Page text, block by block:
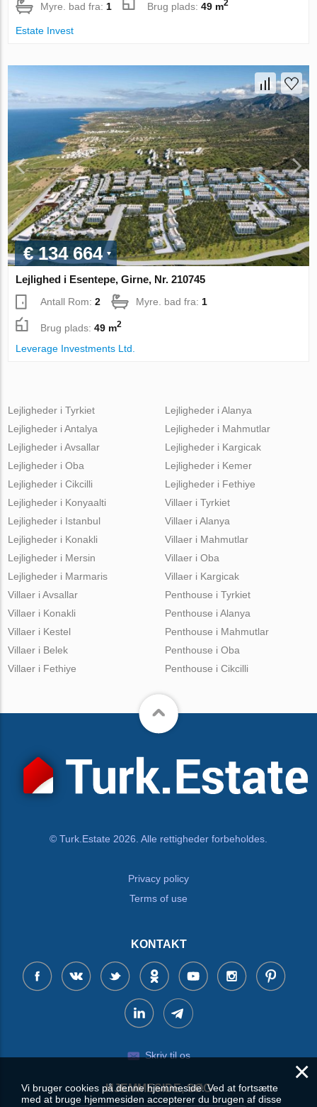
Myre. bad fra: 1 Brug plads:49 m2
Estate Invest
€ 134 664
Lejlighed i Esentepe, Girne, Nr. 210745
Antall Rom:2 Myre. bad fra:1
Brug plads:49 m2
Leverage Investments Ltd.
Lejligheder i Tyrkiet
Lejligheder i Antalya
Lejligheder i Avsallar
Lejligheder i Oba
Lejligheder i Cikcilli
Lejligheder i Alanya
Lejligheder i Mahmutlar
Lejligheder i Kargicak
Lejligheder i Kemer
Lejligheder i Fethiye
Lejligheder i Konyaalti
Lejligheder i Istanbul
Lejligheder i Konakli
Lejligheder i Mersin
Lejligheder i Marmaris
Villaer i Tyrkiet
Villaer i Alanya
Villaer i Mahmutlar
Villaer i Oba
Villaer i Kargicak
Villaer i Avsallar
Villaer i Konakli
Villaer i Kestel
Villaer i Belek
Villaer i Fethiye
Penthouse i Tyrkiet
Penthouse i Alanya
Penthouse i Mahmutlar
Penthouse i Oba
Penthouse i Cikcilli
© Turk.Estate 2026. Alle rettigheder forbeholdes.
Privacy policy
Terms of use
KONTAKT
Skriv til os
HJEMMESIDE, SØG
×
Vi bruger cookies på denne hjemmeside. Ved at fortsætte
med at bruge hjemmesiden accepterer du brugen af disse